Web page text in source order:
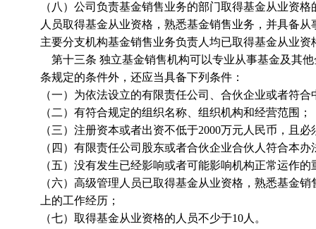
（八）公司负责基金销售业务的部门取得基金从业资
人员取得基金从业资格，熟悉基金销售业务，并具备
主要分支机构基金销售业务负责人均已取得基金从业资
第十三条 独立基金销售机构可以专业从事基金及其
条规定的条件外，还应当具备下列条件：
（一）为依法设立的有限责任公司、合伙企业或者符
（二）有符合规定的组织名称、组织机构和经营范围；
（三）注册资本或者出资不低于2000万元人民币，且
（四）有限责任公司股东或者合伙企业合伙人符合本办
（五）没有发生已经影响或者可能影响机构正常运作
（六）高级管理人员已取得基金从业资格，熟悉基金
上的工作经历；
（七）取得基金从业资格的人员不少于10人。